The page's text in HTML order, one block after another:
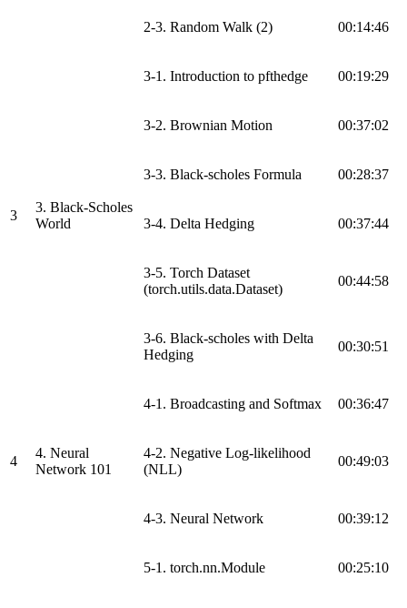
2-3. Random Walk (2) 00:14:46
3
3. Black-Scholes
World
3-1. Introduction to pfthedge 00:19:29
3-2. Brownian Motion 00:37:02
3-3. Black-scholes Formula 00:28:37
3-4. Delta Hedging 00:37:44
3-5. Torch Dataset
(torch.utils.data.Dataset)
00:44:58
3-6. Black-scholes with Delta
Hedging
00:30:51
4
4. Neural
Network 101
4-1. Broadcasting and Softmax 00:36:47
4-2. Negative Log-likelihood
(NLL)
00:49:03
4-3. Neural Network 00:39:12
5-1. torch.nn.Module 00:25:10